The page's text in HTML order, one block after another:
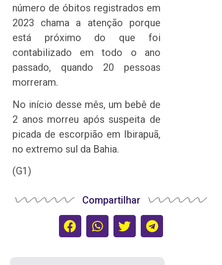
número de óbitos registrados em
2023 chama a atenção porque
está próximo do que foi
contabilizado em todo o ano
passado, quando 20 pessoas
morreram.
No início desse mês, um bebê de
2 anos morreu após suspeita de
picada de escorpião em Ibirapuã,
no extremo sul da Bahia.
(G1)
Compartilhar